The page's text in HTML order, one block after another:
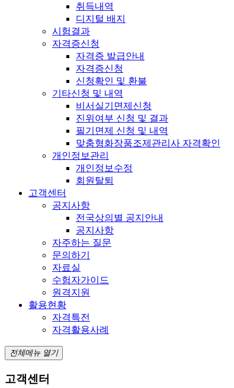
취득내역
디지털 배지
시험결과
자격증신청
자격증 발급안내
자격증신청
신청확인 및 환불
기타신청 및 내역
비서실기면제신청
진위여부 신청 및 결과
필기면제 신청 및 내역
맞춤형화장품조제관리사 자격확인
개인정보관리
개인정보수정
회원탈퇴
고객센터
공지사항
전국상의별 공지안내
공지사항
자주하는 질문
문의하기
자료실
수험자가이드
원격지원
활용현황
자격특전
자격활용사례
전체메뉴 열기
고객센터